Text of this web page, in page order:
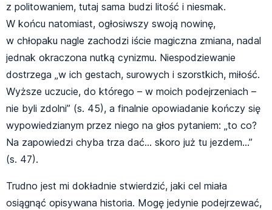
z politowaniem, tutaj sama budzi litość i niesmak.
W końcu natomiast, ogłosiwszy swoją nowinę,
w chłopaku nagle zachodzi iście magiczna zmiana, nadal
jednak okraczona nutką cynizmu. Niespodziewanie
dostrzega „w ich gestach, surowych i szorstkich, miłość.
Wyższe uczucie, do którego – w moich podejrzeniach –
nie byli zdolni” (s. 45), a finalnie opowiadanie kończy się
wypowiedzianym przez niego na głos pytaniem: „to co?
Na zapowiedzi chyba trza dać… skoro już tu jezdem…”
(s. 47).
Trudno jest mi dokładnie stwierdzić, jaki cel miała
osiągnąć opisywana historia. Mogę jedynie podejrzewać,